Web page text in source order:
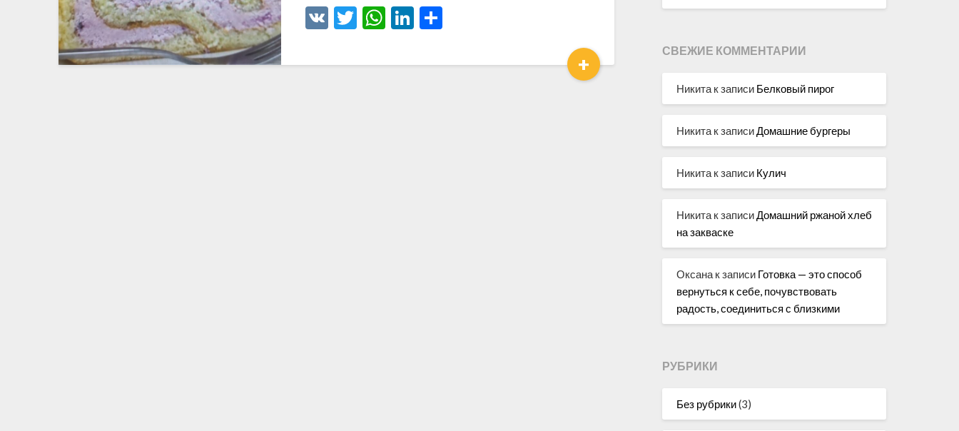
VKTwitter
WhatsApp
LinkedIn
Отправить
+
СВЕЖИЕ КОММЕНТАРИИ
Никитак записи Белковый пирог
Никитак записи Домашние бургеры
Никитак записи Кулич
Никитак записи Домашний ржаной хлеб
на закваске
Оксанак записи Готовка — это способ
вернуться к себе, почувствовать
радость, соединиться с близкими
РУБРИКИ
Без рубрики(3)